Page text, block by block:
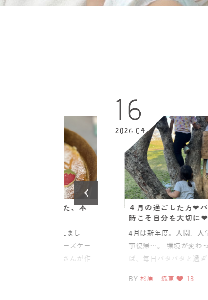
16
４月の過ごした方❤︎バタバタ
時こそ自分を大切に❤︎
4月は新年度。入園、入学、進級
事復帰…。 環境が変わって、気
ば、毎日バタバタと過ぎていく時
杉原 織恵 18